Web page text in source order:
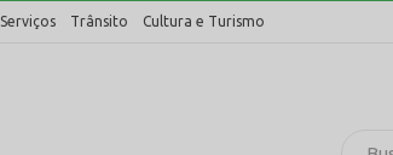
Serviços Trânsito Cultura e Turismo